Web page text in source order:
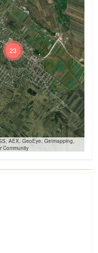
23
AEX, GeoEye, Getmapping,
Community